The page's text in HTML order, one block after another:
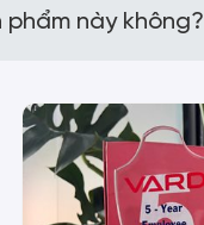
phẩm này không?